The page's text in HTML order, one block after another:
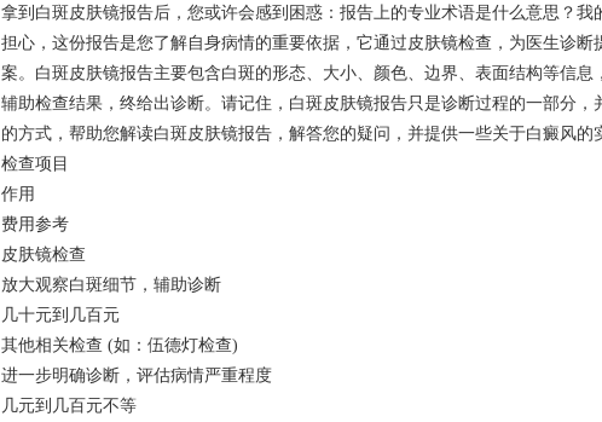
拿到白斑皮肤镜报告后，您或许会感到困惑：报告上的专业术语是什么意思？我
担心，这份报告是您了解自身病情的重要依据，它通过皮肤镜检查，为医生诊
案。白斑皮肤镜报告主要包含白斑的形态、大小、颜色、边界、表面结构等信息
辅助检查结果，终给出诊断。请记住，白斑皮肤镜报告只是诊断过程的一部分，
的方式，帮助您解读白斑皮肤镜报告，解答您的疑问，并提供一些关于白癜风的
检查项目
作用
费用参考
皮肤镜检查
放大观察白斑细节，辅助诊断
几十元到几百元
其他相关检查 (如：伍德灯检查)
进一步明确诊断，评估病情严重程度
几元到几百元不等